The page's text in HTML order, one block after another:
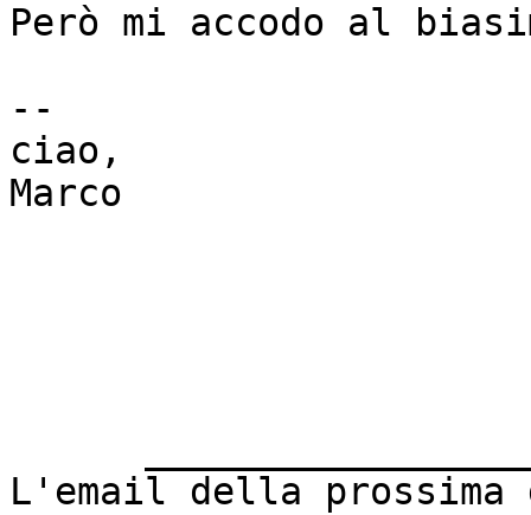
Però mi accodo al
--
ciao,
Marco
L'email della prossima